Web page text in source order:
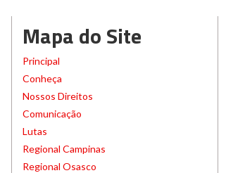
Mapa do Site
Principal
Conheça
Nossos Direitos
Comunicação
Lutas
Regional Campinas
Regional Osasco